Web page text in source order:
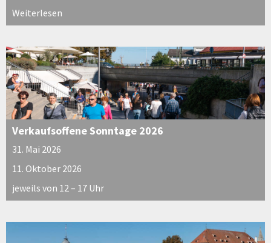
Weiterlesen
Verkaufsoffene Sonntage 2026
31. Mai 2026
11. Oktober 2026
jeweils von 12 – 17 Uhr